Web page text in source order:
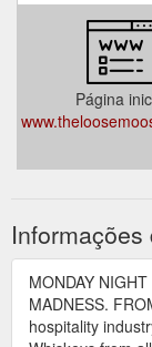
Página
MONDAY NIGHT
MADNESS.
hospitality